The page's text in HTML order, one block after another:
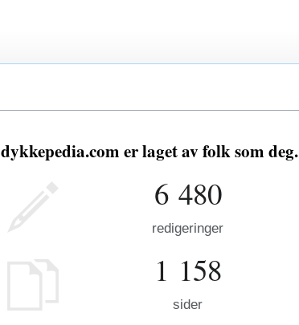
dykkepedia.com er laget av folk som deg.
6 480
redigeringer
1 158
sider